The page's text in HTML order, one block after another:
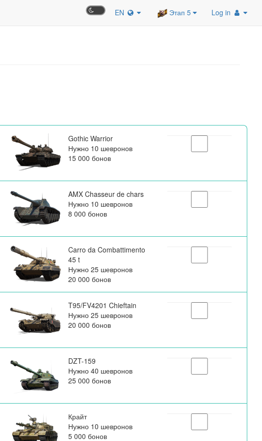
EN Этап 5 Log in
Gothic Warrior
Нужно 10 шевронов
15 000 бонов
AMX Chasseur de chars
Нужно 10 шевронов
8 000 бонов
Carro da Combattimento
45 t
Нужно 25 шевронов
20 000 бонов
T95/FV4201 Chieftain
Нужно 25 шевронов
20 000 бонов
DZT-159
Нужно 40 шевронов
25 000 бонов
Крайт
Нужно 10 шевронов
5 000 бонов